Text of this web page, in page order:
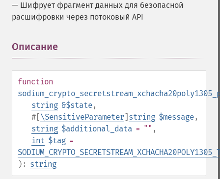
— Шифрует фрагмент данных для безопасной
расшифровки через потоковый API
Описание
function
string &$state,
#[\SensitiveParameter] string $message,
string $additional_data = "" ,
int $tag =
): string